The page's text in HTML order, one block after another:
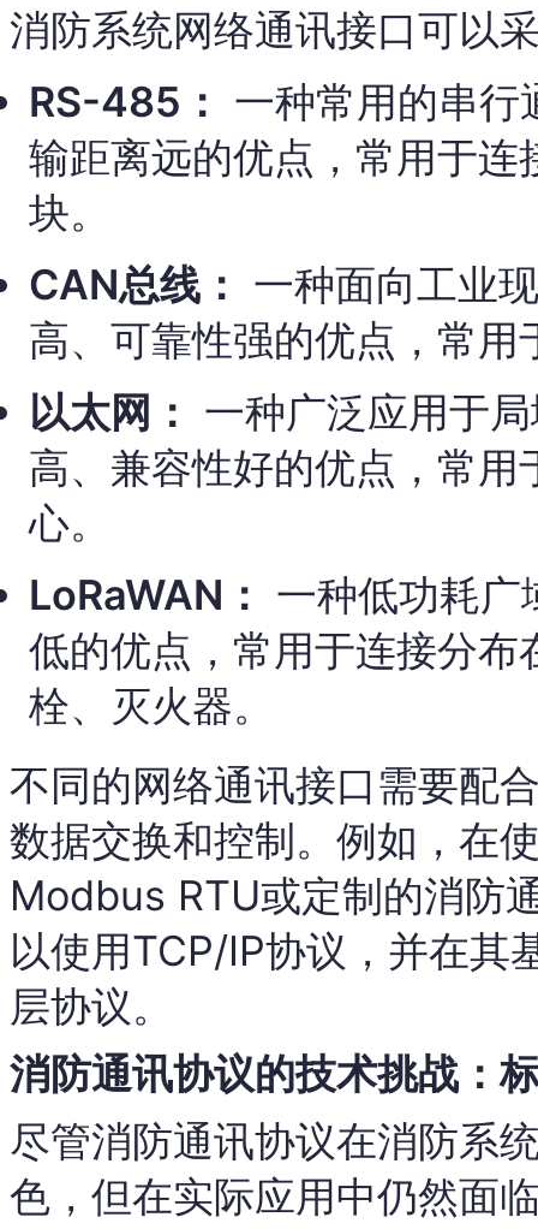
消防系统网络通讯接口可以
RS-485： 一种常用的串行
输距离远的优点，常用于
块。
CAN总线： 一种面向工业
高、可靠性强的优点，常
以太网： 一种广泛应用于
高、兼容性好的优点，常
心。
LoRaWAN： 一种低功耗广
低的优点，常用于连接分
栓、灭火器。
不同的网络通讯接口需要配
数据交换和控制。例如，在
Modbus RTU或定制的消防
以使用TCP/IP协议，并在其
层协议。
消防通讯协议的技术挑战：
尽管消防通讯协议在消防系
色，但在实际应用中仍然面